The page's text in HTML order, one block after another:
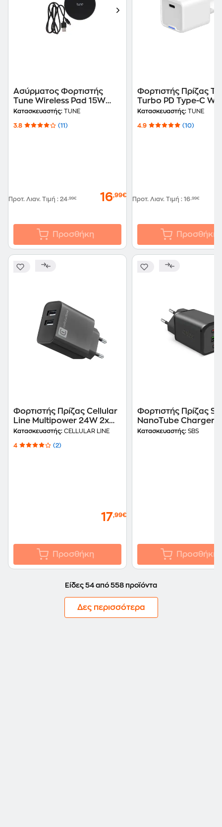
Ασύρματος Φορτιστής
Tune Wireless Pad 15W
Usb-C 1m - Black
Κατασκευαστής: TUNE
3.8 (11)
Προτ. Λιαν. Τιμή : 24,99€ 16,99€
Προσθήκη
Φορτιστής Πρίζας
Turbo PD Type-C
Charger 25W (with
Κατασκευαστής: TUNE
4.9 (10)
Προτ. Λιαν. Τιμή : 16,99€
Προσθήκη
Φορτιστής Πρίζας Cellular
Line Multipower 24W 2x
USB-A 24W - Black
Κατασκευαστής: CELLULAR LINE
4 (2)
17,99€
Προσθήκη
Φορτιστής Πρίζας
NanoTube Charger
USB-C / 1x USB-A
Κατασκευαστής: SBS
Προσθήκη
Είδες 54 από 558 προϊόντα
Δες περισσότερα